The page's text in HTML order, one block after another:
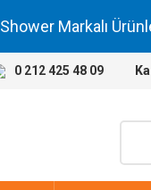
Shower Markalı
0 212 425 48 09